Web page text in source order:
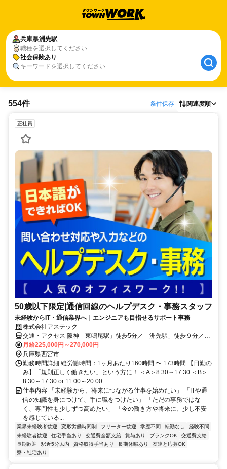
兵庫県洲先駅
職種を選択してください
社会保険あり
キーワードを選択してください
554件 条件保存 関連度順
正社員
50歳以下限定|通信回線のヘルプデスク・事務スタッフ
未経験からIT・通信業界へ｜エンジニアも目指せるサポート事務
株式会社アステック
交通・アクセス 阪神「東鳴尾駅」徒歩5分／「洲先駅」徒歩９分／
「武庫川団地前駅」徒歩14分
月給225,000円～270,000円
兵庫県西宮市
勤務時間詳細 総労働時間：1ヶ月あたり160時間 〜 173時間 【日勤の
み】「規則正しく働きたい」という方に！ ＜A＞8:30～17:30 ＜B＞
8:30～17:30 or 11:00～20:00...
仕事内容 「未経験から、将来につながる仕事を始めたい」 「ITや通
信の知識を身につけて、手に職をつけたい」 「ただの事務ではな
く、専門性も少しずつ高めたい」 「今の働き方や将来に、少し不安
を感じている...
業界未経験者歓迎 変形労働時間制 フリーター歓迎 学歴不問 転勤なし
経験不問
未経験者歓迎
住宅手当あり 交通費全額支給 賞与あり ブランクOK
交通費支給
長期歓迎
駅近5分以内 資格取得手当あり 長期休暇あり
友達と応募OK
寮・社宅あり